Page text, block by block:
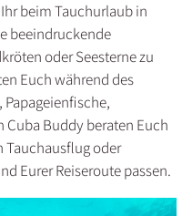
beim Tauchurlaub in
beeindruckende
oder Seesterne zu
Euch während des
Papageienfische,
Cuba Buddy beraten Euch
Tauchausflug oder
Eurer Reiseroute passen.